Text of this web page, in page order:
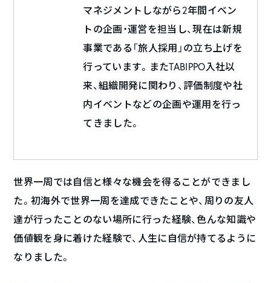
マネジメントしながら2年間イベン
トの企画・運営を担当し、現在は新規
事業である「旅人採用」の立ち上げを
行っています。またTABIPPO入社以
来、組織開発に関わり、評価制度や社
内イベントなどの企画や運用を行っ
てきました。
世界一周では自信と様々な機会を得ることができまし
た。初海外で世界一周を達成できたことや、周りの友人
達が行ったことのない場所に行った経験、色んな知識や
価値観を身に着けた経験で、人生に自信が持てるように
なりました。